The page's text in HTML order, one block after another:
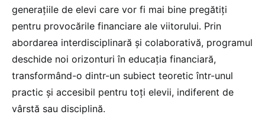
generațiile de elevi care vor fi mai bine pregătiți
pentru provocările financiare ale viitorului. Prin
abordarea interdisciplinară și colaborativă, programul
deschide noi orizonturi în educația financiară,
transformând-o dintr-un subiect teoretic într-unul
practic și accesibil pentru toți elevii, indiferent de
vârstă sau disciplină.